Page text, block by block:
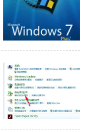
win10 32位